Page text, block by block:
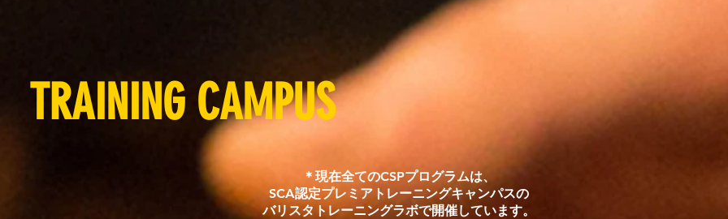
TRAINING CAMPUS
＊現在全てのCSPプログラムは、
SCA認定プレミアトレーニングキャンパスの
バリスタトレーニングラボで開催しています。